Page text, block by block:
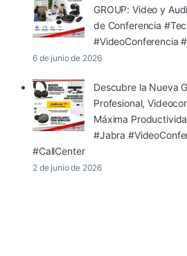
GROUP: Video y
de Conferencia
#VideoConferencia
6 de junio de 2026
Descubre la Nueva
Profesional,
Máxima
#Jabra
#CallCenter
2 de junio de 2026